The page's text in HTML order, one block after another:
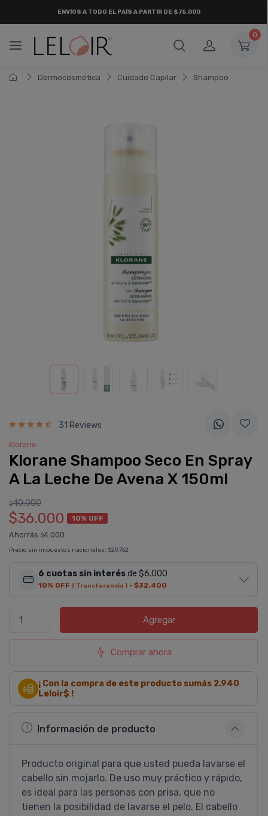
0
Dermocosmética Cuidado Capilar Shampoo
31 Reviews
Klorane
Klorane Shampoo Seco En Spray
A La Leche De Avena X 150ml
$40.000
$36.000 10% OFF
Ahorrás $4.000
Precio sin impuestos nacionales: $29.752
6 cuotas sin interésde $6.000
10% OFF ( Transferencia ) · $32.400
Agregar
Comprar ahora
¡ Con la compra de este producto sumás 2.940
Leloir$ !
Información de producto
Producto original para que usted pueda lavarse el
cabello sin mojarlo. De uso muy práctico y rápido,
es ideal para las personas con prisa, que no
tienen la posibilidad de lavarse el pelo. El cabello